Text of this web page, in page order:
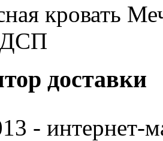
кровать
доставки
- интернет-